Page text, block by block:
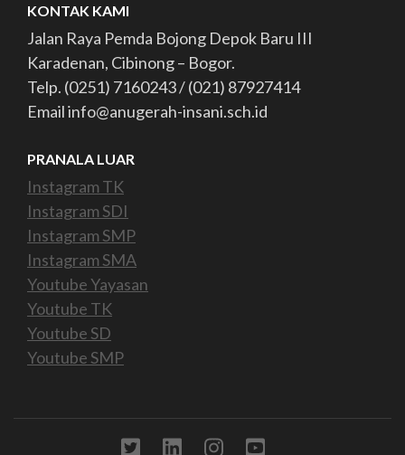
KONTAK KAMI
Jalan Raya Pemda Bojong Depok Baru III
Karadenan, Cibinong – Bogor.
Telp. (0251) 7160243 / (021) 87927414
Email info@anugerah-insani.sch.id
PRANALA LUAR
Instagram TK
Instagram SDI
Instagram SMP
Instagram SMA
Youtube Yayasan
Youtube TK
Youtube SD
Youtube SMP